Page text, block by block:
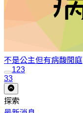
不是公主但有病馥閒庭
123
33
探索